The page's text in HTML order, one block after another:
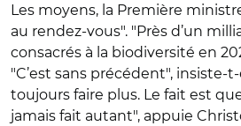
Les moyens, la Première
au rendez-vous". "Près d’un
consacrés à la biodiversité en
"C’est sans précédent", insiste-
toujours faire plus. Le fait est
jamais fait autant", appuie